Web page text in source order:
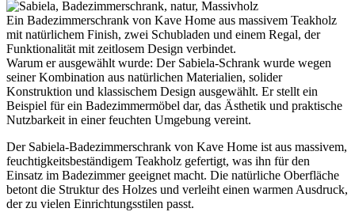
Ein Badezimmerschrank von Kave Home aus massivem Teakholz
mit natürlichem Finish, zwei Schubladen und einem Regal, der
Funktionalität mit zeitlosem Design verbindet.
Warum er ausgewählt wurde: Der Sabiela-Schrank wurde wegen
seiner Kombination aus natürlichen Materialien, solider
Konstruktion und klassischem Design ausgewählt. Er stellt ein
Beispiel für ein Badezimmermöbel dar, das Ästhetik und praktische
Nutzbarkeit in einer feuchten Umgebung vereint.
Der Sabiela-Badezimmerschrank von Kave Home ist aus massivem,
feuchtigkeitsbeständigem Teakholz gefertigt, was ihn für den
Einsatz im Badezimmer geeignet macht. Die natürliche Oberfläche
betont die Struktur des Holzes und verleiht einen warmen Ausdruck,
der zu vielen Einrichtungsstilen passt.